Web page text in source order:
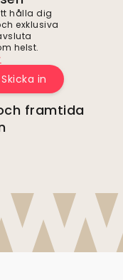
hålla dig
exklusiva
helst.
Skicka in
framtida